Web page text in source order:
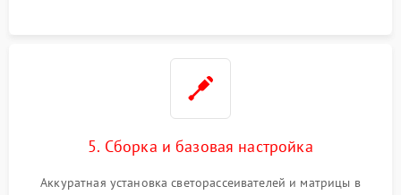
5. Сборка и базовая настройка
Аккуратная установка светорассеивателей и матрицы в